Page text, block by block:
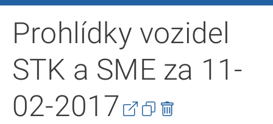
Prohlídky vozidel
STK a SME za 11-
02-2017